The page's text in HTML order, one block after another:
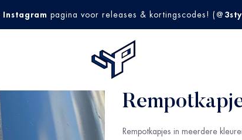
Instagram pagina voor releases & kortingscodes! (
Rempotkapjes in meerdere